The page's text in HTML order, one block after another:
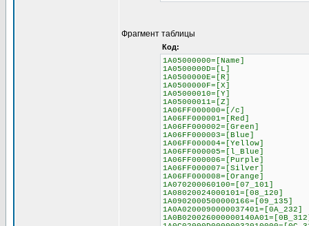
Фрагмент таблицы
Код:
1A05000000=[Name]
1A0500000D=[L]
1A0500000E=[R]
1A0500000F=[X]
1A05000010=[Y]
1A05000011=[Z]
1A06FF000000=[/c]
1A06FF000001=[Red]
1A06FF000002=[Green]
1A06FF000003=[Blue]
1A06FF000004=[Yellow]
1A06FF000005=[l_Blue]
1A06FF000006=[Purple]
1A06FF000007=[Silver]
1A06FF000008=[Orange]
1A070200060100=[07_101]
1A08020024000101=[08_120]
1A0902000500000166=[09_135]
1A0A0200090000037401=[0A_232]